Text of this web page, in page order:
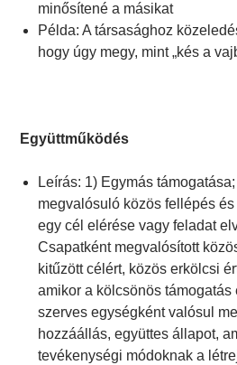
minősítené a másikat
Példa: A társasághoz
hogy úgy megy, mint „kés a
Együttműködés
Leírás: 1) Egymás
megvalósuló közös fellépés
egy cél elérése vagy feladat
Csapatként megvalósított
kitűzött célért, közös erkölcsi
amikor a kölcsönös
szerves egységként valósul
hozzáállás, együttes állapot,
tevékenységi módoknak a